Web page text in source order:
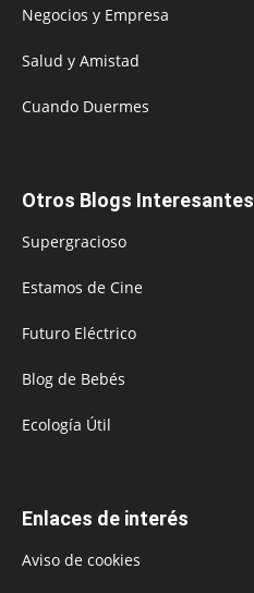
Negocios y Empresa
Salud y Amistad
Cuando Duermes
Otros Blogs Interesantes
Supergracioso
Estamos de Cine
Futuro Eléctrico
Blog de Bebés
Ecología Útil
Enlaces de interés
Aviso de cookies